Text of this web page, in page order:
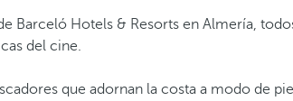
Hotels & Resorts en Almería,
del cine.
que adornan la costa a modo de